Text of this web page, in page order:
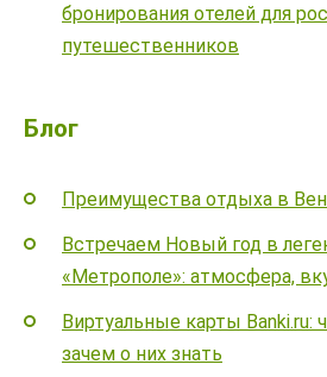
бронирования отелей для
путешественников
Блог
Преимущества отдыха в
Встречаем Новый год в
«Метрополе»: атмосфера,
Виртуальные карты Banki.ru:
зачем о них знать